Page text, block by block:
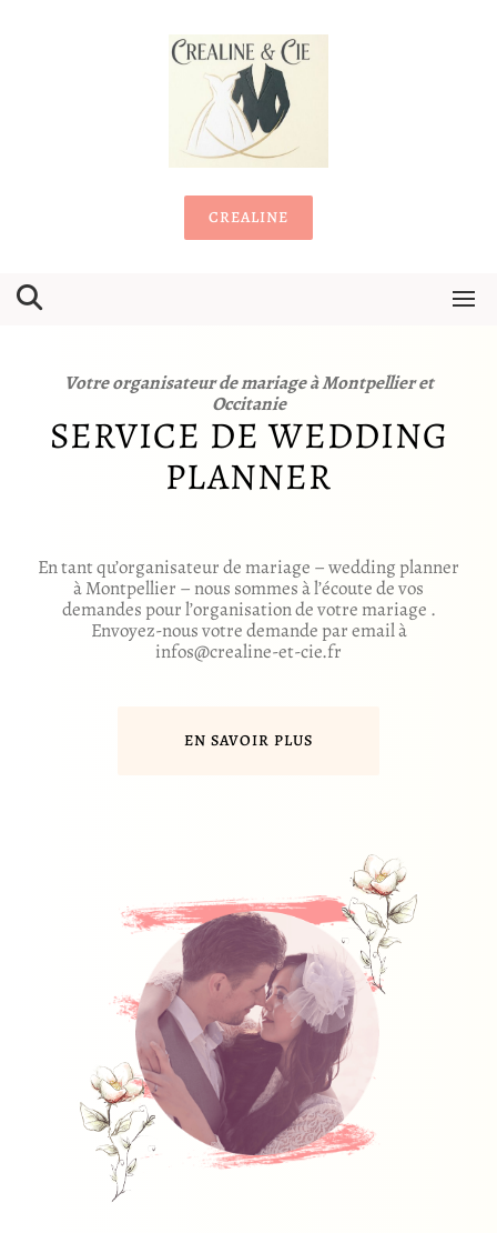
CREALINE
Votre organisateur de mariage à Montpellier et
Occitanie
SERVICE DE WEDDING
PLANNER
En tant qu’organisateur de mariage – wedding planner
à Montpellier – nous sommes à l’écoute de vos
demandes pour l’organisation de votre mariage .
Envoyez-nous votre demande par email à
infos@crealine-et-cie.fr
EN SAVOIR PLUS